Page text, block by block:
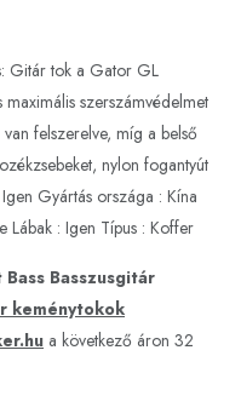
Gitár tok a Gator GL
szerszámvédelmet
felszerelve, míg a belső
nylon fogantyút
Gyártás országa : Kína
Lábak : Igen Típus : Koffer
Basszusgitár
keménytokok
a következő áron 32